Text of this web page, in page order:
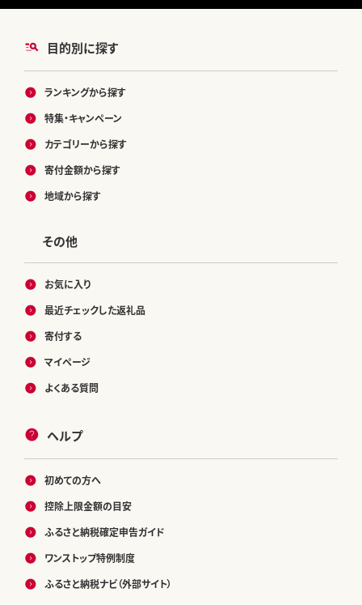
目的別に探す
ランキングから探す
特集・キャンペーン
カテゴリーから探す
寄付金額から探す
地域から探す
その他
お気に入り
最近チェックした返礼品
寄付する
マイページ
よくある質問
ヘルプ
初めての方へ
控除上限金額の目安
ふるさと納税確定申告ガイド
ワンストップ特例制度
ふるさと納税ナビ（外部サイト）